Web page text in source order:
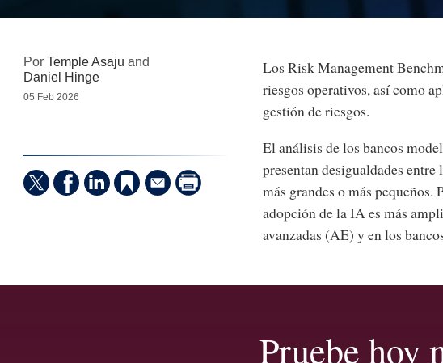
PorTemple Asaju and
Daniel Hinge
05 Feb 2026
Los Risk Management
riesgos operativos, así como
gestión de riesgos.
El análisis de los bancos
presentan desigualdades
más grandes o más
adopción de la IA es más
avanzadas (AE) y en los